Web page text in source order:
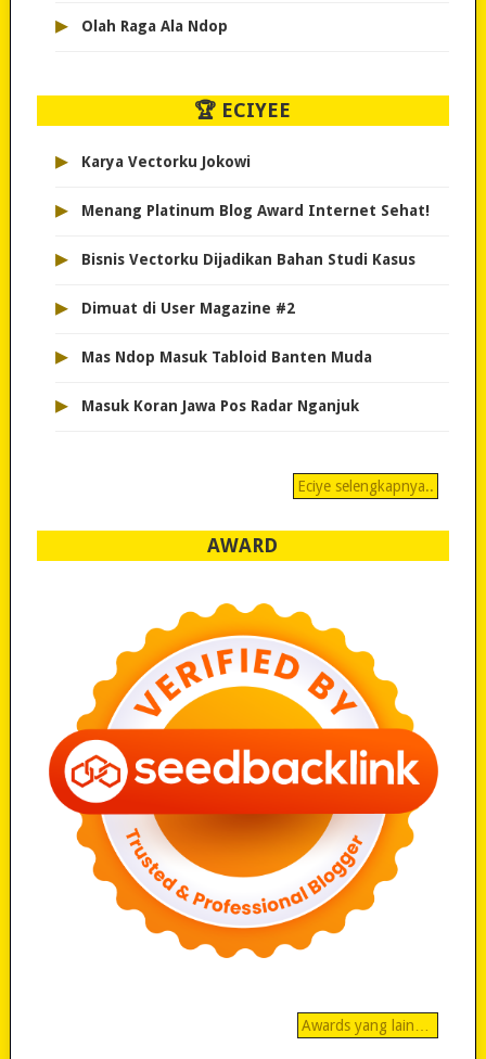
▸ Olah Raga Ala Ndop
🏆 ECIYEE
▸ Karya Vectorku Jokowi
▸ Menang Platinum Blog Award Internet Sehat!
▸ Bisnis Vectorku Dijadikan Bahan Studi Kasus
▸ Dimuat di User Magazine #2
▸ Mas Ndop Masuk Tabloid Banten Muda
▸ Masuk Koran Jawa Pos Radar Nganjuk
Eciye selengkapnya..
AWARD
Awards yang lain…